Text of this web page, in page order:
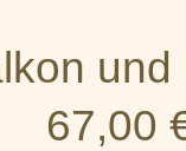
67,00